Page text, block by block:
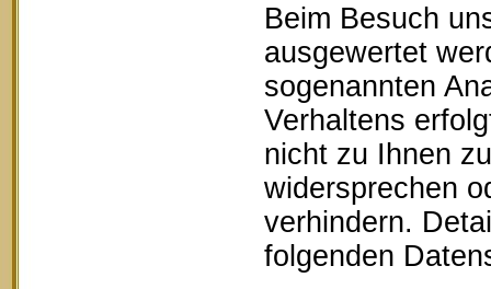
Beim Besuch
ausgewertet
sogenannten
Verhaltens
nicht zu Ihnen
widersprechen
verhindern.
folgenden